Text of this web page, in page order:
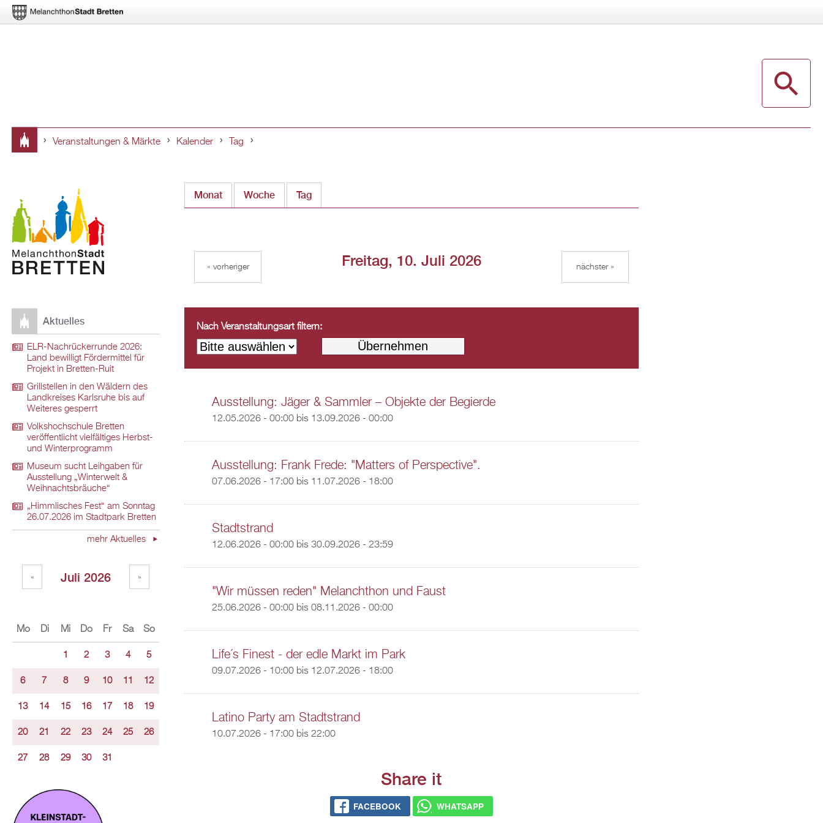
hier
Veranstaltungen & Märkte Kalender Tag
Monat Woche Tag(aktiver Reiter)
Freitag, 10. Juli 2026
« vorheriger nächster »
Nach Veranstaltungsart filtern:
Ausstellung: Jäger & Sammler – Objekte der Begierde
12.05.2026 - 00:00bis 13.09.2026 - 00:00
Ausstellung: Frank Frede: "Matters of Perspective".
07.06.2026 - 17:00bis 11.07.2026 - 18:00
Stadtstrand
12.06.2026 - 00:00bis 30.09.2026 - 23:59
"Wir müssen reden" Melanchthon und Faust
25.06.2026 - 00:00bis 08.11.2026 - 00:00
Life´s Finest - der edle Markt im Park
09.07.2026 - 10:00bis 12.07.2026 - 18:00
Latino Party am Stadtstrand
10.07.2026 - 17:00bis 22:00
Share it
FACEBOOK WHATSAPP
Aktuelles
ELR-Nachrückerrunde 2026:
Land bewilligt Fördermittel für
Projekt in Bretten-Ruit
Grillstellen in den Wäldern des
Landkreises Karlsruhe bis auf
Weiteres gesperrt
Volkshochschule Bretten
veröffentlicht vielfältiges Herbst-
und Winterprogramm
Museum sucht Leihgaben für
Ausstellung „Winterwelt &
Weihnachtsbräuche“
„Himmlisches Fest“ am Sonntag
26.07.2026 im Stadtpark Bretten
mehr Aktuelles
Juli 2026
« »
Mo Di Mi Do Fr Sa So
1 2 3 4 5
6 7 8 9 10 11 12
13 14 15 16 17 18 19
20 21 22 23 24 25 26
27 28 29 30 31